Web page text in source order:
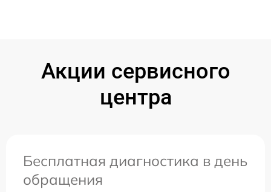
Акции сервисного
центра
Бесплатная диагностика в день
обращения